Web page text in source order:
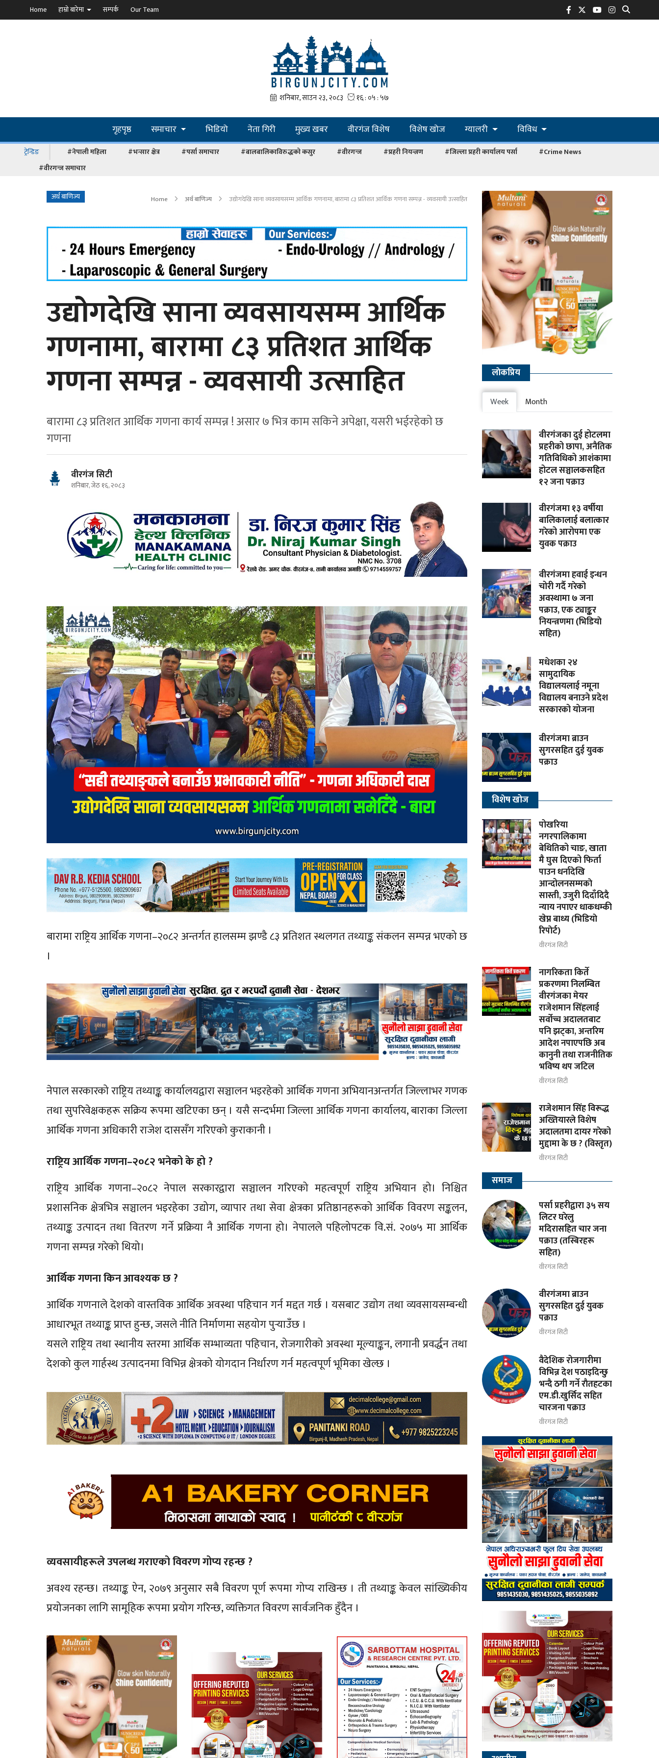
Home हाम्रो बारेमा सम्पर्क Our Team
गृहपृष्ठ समाचार भिडियो नेता गिरी मुख्य खबर वीरगंज विशेष विशेष खोज ग्यालरी विविध
ट्रेन्डिङ #नेपाली महिला #भन्सार क्षेत्र #पर्सा समाचार #बालबालिकाविरुद्धको कसुर #वीरगन्ज #प्रहरी नियन्त्रण #जिल्ला प्रहरी कार्यालय पर्सा
#Crime News
#वीरगन्ज समाचार
अर्थ बाणिज्य Home अर्थ बाणिज्य उद्योगदेखि साना व्यवसायसम्म आर्थिक गणनामा, बारामा ८३ प्रतिशत आर्थिक गणना सम्पन्न - व्यवसायी उत्साहित
उद्योगदेखि साना व्यवसायसम्म आर्थिक
गणनामा, बारामा ८३ प्रतिशत आर्थिक
गणना सम्पन्न - व्यवसायी उत्साहित
बारामा ८३ प्रतिशत आर्थिक गणना कार्य सम्पन्न ! असार ७ भित्र काम सकिने अपेक्षा, यसरी भईरहेकाे छ
गणना
वीरगंज सिटी
शनिबार, जेठ १६, २०८३
बारामा राष्ट्रिय आर्थिक गणना–२०८२ अन्तर्गत हालसम्म झण्डै ८३ प्रतिशत स्थलगत तथ्याङ्क संकलन सम्पन्न भएको छ
।
नेपाल सरकारको राष्ट्रिय तथ्याङ्क कार्यालयद्वारा सञ्चालन भइरहेको आर्थिक गणना अभियानअन्तर्गत जिल्लाभर गणक
तथा सुपरिवेक्षकहरू सक्रिय रूपमा खटिएका छन् । यसै सन्दर्भमा जिल्ला आर्थिक गणना कार्यालय, बाराका जिल्ला
आर्थिक गणना अधिकारी राजेश दाससँग गरिएको कुराकानी ।
राष्ट्रिय आर्थिक गणना–२०८२ भनेको के हो ?
राष्ट्रिय आर्थिक गणना–२०८२ नेपाल सरकारद्वारा सञ्चालन गरिएको महत्वपूर्ण राष्ट्रिय अभियान हो। निश्चित
प्रशासनिक क्षेत्रभित्र सञ्चालन भइरहेका उद्योग, व्यापार तथा सेवा क्षेत्रका प्रतिष्ठानहरूको आर्थिक विवरण सङ्कलन,
तथ्याङ्क उत्पादन तथा वितरण गर्ने प्रक्रिया नै आर्थिक गणना हो। नेपालले पहिलोपटक वि.सं. २०७५ मा आर्थिक
गणना सम्पन्न गरेको थियो।
आर्थिक गणना किन आवश्यक छ ?
आर्थिक गणनाले देशको वास्तविक आर्थिक अवस्था पहिचान गर्न मद्दत गर्छ । यसबाट उद्योग तथा व्यवसायसम्बन्धी
आधारभूत तथ्याङ्क प्राप्त हुन्छ, जसले नीति निर्माणमा सहयोग पुर्‍याउँछ ।
यसले राष्ट्रिय तथा स्थानीय स्तरमा आर्थिक सम्भाव्यता पहिचान, रोजगारीको अवस्था मूल्याङ्कन, लगानी प्रवर्द्धन तथा
देशको कुल गार्हस्थ उत्पादनमा विभिन्न क्षेत्रको योगदान निर्धारण गर्न महत्वपूर्ण भूमिका खेल्छ ।
व्यवसायीहरूले उपलब्ध गराएको विवरण गोप्य रहन्छ ?
अवश्य रहन्छ। तथ्याङ्क ऐन, २०७९ अनुसार सबै विवरण पूर्ण रूपमा गोप्य राखिन्छ । ती तथ्याङ्क केवल सांख्यिकीय
प्रयोजनका लागि सामूहिक रूपमा प्रयोग गरिन्छ, व्यक्तिगत विवरण सार्वजनिक हुँदैन ।
लाेकप्रिय
Week Month
वीरगंजका दुई होटलमा
प्रहरीको छापा, अनैतिक
गतिविधिको आशंकामा
होटल सञ्चालकसहित
१२ जना पक्राउ
वीरगंजमा १३ वर्षीया
बालिकालाई बलात्कार
गरेको आरोपमा एक
युवक पक्राउ
वीरगंजमा हवाई इन्धन
चोरी गर्दै गरेको
अवस्थामा ७ जना
पक्राउ, एक ट्याङ्कर
नियन्त्रणमा (भिडियाे
सहित)
मधेशका २४
सामुदायिक
विद्यालयलाई नमूना
विद्यालय बनाउने प्रदेश
सरकारको योजना
वीरगंजमा ब्राउन
सुगरसहित दुई युवक
पक्राउ
विशेष खोज
पोखरिया
नगरपालिकामा
बेथितिको चाङ, खाता
मै घुस दिएको फिर्ता
पाउन धर्नादेखि
आन्दोलनसम्मकाे
सास्ती, उजुरी दिदाँदिदै
न्याय नपाएर धाकधम्की
खेप्न बाध्य (भिडियाे
रिपाेर्ट)
वीरगंज सिटी
नागरिकता किर्ते
प्रकरणमा निलम्बित
वीरगंजका मेयर
राजेशमान सिंहलाई
सर्वोच्च अदालतबाट
पनि झट्का, अन्तरिम
आदेश नपाएपछि अब
कानुनी तथा राजनीतिक
भविष्य थप जटिल
वीरगंज सिटी
राजेशमान सिंह विरूद्ध
अख्तियारले विशेष
अदालतमा दायर गरेको
मुद्दामा के छ ? (विस्तृत)
वीरगंज सिटी
समाज
पर्सा प्रहरीद्वारा ३५ सय
लिटर घरेलु
मदिरासहित चार जना
पक्राउ (तस्बिरहरू
सहित)
वीरगंज सिटी
वीरगंजमा ब्राउन
सुगरसहित दुई युवक
पक्राउ
वीरगंज सिटी
वैदेशिक रोजगारीमा
विभिन्न देश पठाइदिन्छु
भन्दै ठगी गर्ने राैतहटका
एम.डी.खुर्सिद सहित
चारजना पक्राउ
वीरगंज सिटी